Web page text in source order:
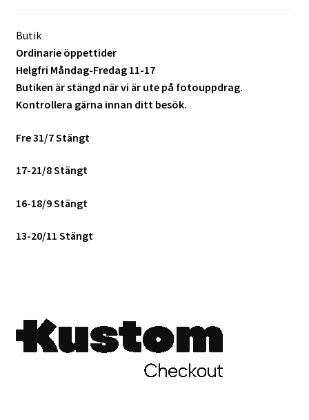
Butik
Ordinarie öppettider
Helgfri Måndag-Fredag 11-17
Butiken är stängd när vi är ute på fotouppdrag.
Kontrollera gärna innan ditt besök.
Fre 31/7 Stängt
17-21/8 Stängt
16-18/9 Stängt
13-20/11 Stängt